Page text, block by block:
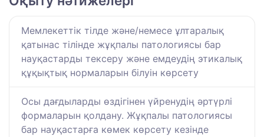
Мемлекеттік тілде және/немесе ұлтаралық
қатынас тілінде жұқпалы патологиясы бар
науқастарды тексеру және емдеудің этикалық
құқықтық нормаларын білуін көрсету
Осы дағдыларды өздігінен үйренудің әртүрлі
формаларын қолдану. Жұқпалы патологиясы
бар науқастарға көмек көрсету кезінде